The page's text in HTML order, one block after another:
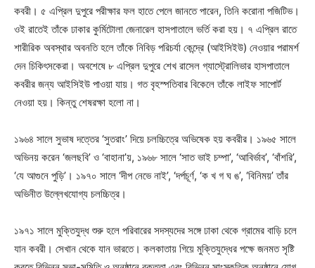
কবরী। ৫ এপ্রিল দুপুরে পরীক্ষার ফল হাতে পেলে জানতে পারেন, তিনি করোনা পজিটিভ।
ওই রাতেই তাঁকে ঢাকার কুর্মিটোলা জেনারেল হাসপাতালে ভর্তি করা হয়। ৭ এপ্রিল রাতে
শারীরিক অবস্থার অবনতি হলে তাঁকে নিবিড় পরিচর্যা কেন্দ্রে (আইসিইউ) নেওয়ার পরামর্শ
দেন চিকিৎসকেরা। অবশেষে ৮ এপ্রিল দুপুরে শেখ রাসেল গ্যাস্ট্রোলিভার হাসপাতালে
কবরীর জন্য আইসিইউ পাওয়া যায়। গত বৃহস্পতিবার বিকেলে তাঁকে লাইফ সাপোর্ট
নেওয়া হয়। কিন্তু শেষরক্ষা হলো না।
১৯৬৪ সালে সুভাষ দত্তের ‘সুতরাং’ দিয়ে চলচ্চিত্রে অভিষেক হয় কবরীর। ১৯৬৫ সালে
অভিনয় করেন ‘জলছবি’ ও ‘বাহানা’য়, ১৯৬৮ সালে ‘সাত ভাই চম্পা’, ‘আবির্ভাব’, ‘বাঁশরি’,
‘যে আগুনে পুড়ি’। ১৯৭০ সালে ‘দীপ নেভে নাই’, ‘দর্পচূর্ণ, ‘ক খ গ ঘ ঙ’, ‘বিনিময়’ তাঁর
অভিনীত উল্লেখযোগ্য চলচ্চিত্র।
১৯৭১ সালে মুক্তিযুদ্ধ শুরু হলে পরিবারের সদস্যদের সঙ্গে ঢাকা থেকে গ্রামের বাড়ি চলে
যান কবরী। সেখান থেকে যান ভারতে। কলকাতায় গিয়ে মুক্তিযুদ্ধের পক্ষে জনমত সৃষ্টি